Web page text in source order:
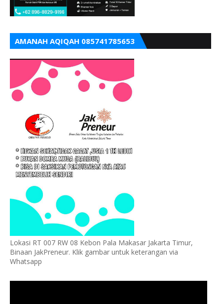
AMANAH AQIQAH 085741785653
Lokasi RT 007 RW 08 Kebon Pala Makasar Jakarta Timur,
Binaan JakPreneur. Klik gambar untuk keterangan via
Whatsapp